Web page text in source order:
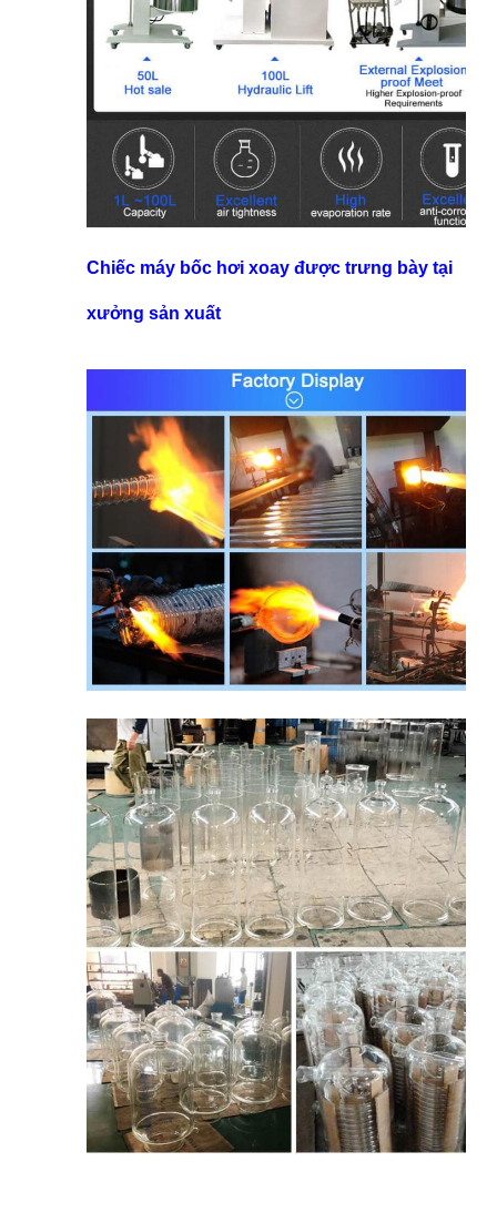
Chiếc máy bốc hơi xoay được trưng bày tại
xưởng sản xuất